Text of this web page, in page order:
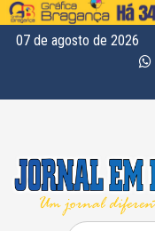
07 de agosto de 2026